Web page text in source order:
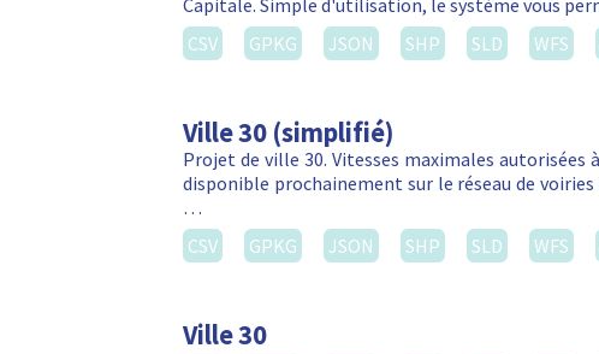
Capitale. Simple d'utilisation, le système vous
CSV
GPKG JSON SHP SLD WFS
Ville 30 (simplifié)
Projet de ville 30. Vitesses maximales
disponible prochainement sur le réseau de
…
CSV
GPKG JSON SHP SLD WFS
Ville 30